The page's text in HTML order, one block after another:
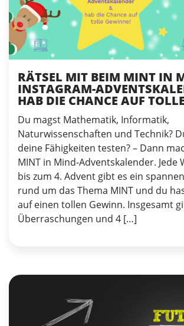
RÄTSEL MIT BEIM MINT IN
INSTAGRAM-
HAB DIE CHANCE AUF
Du magst Mathematik, Informatik,
Naturwissenschaften und Technik?
deine Fähigkeiten testen? – Dann
MINT in Mind-Adventskalender. Jede
bis zum 4. Advent gibt es ein
rund um das Thema MINT und du
auf einen tollen Gewinn. Insgesamt
Überraschungen und 4 […]